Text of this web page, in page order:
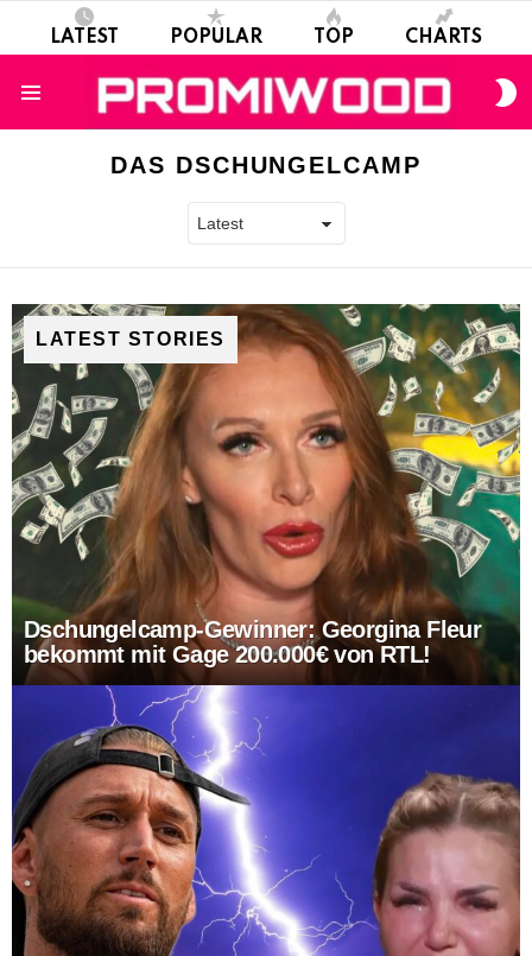
LATEST POPULAR TOP CHARTS
DAS DSCHUNGELCAMP
LATEST STORIES
Dschungelcamp-Gewinner: Georgina Fleur
bekommt mit Gage 200.000€ von RTL!